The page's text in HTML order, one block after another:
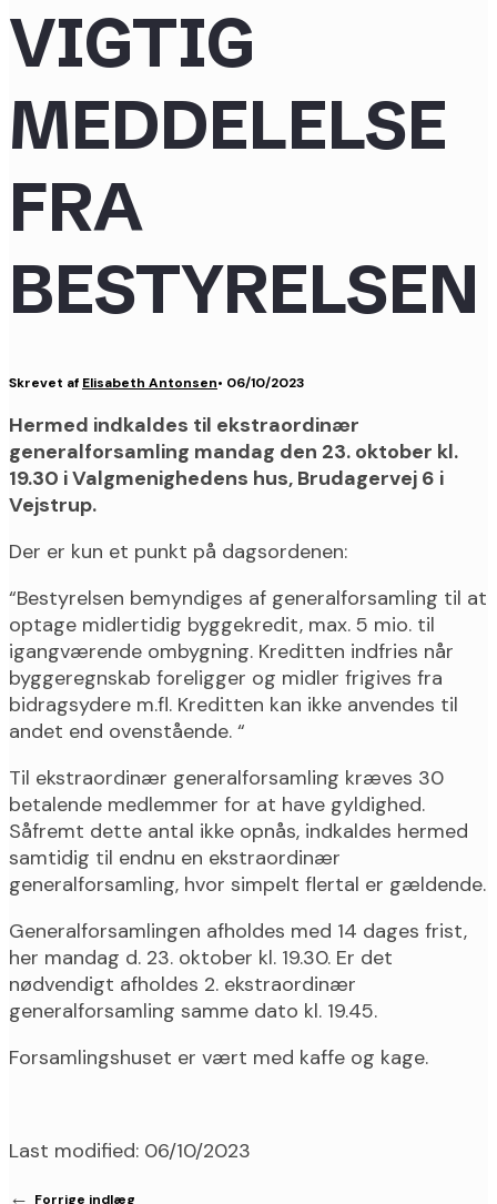
VIGTIG
MEDDELELSE
FRA
BESTYRELSEN
Skrevet af Elisabeth Antonsen• 06/10/2023
Hermed indkaldes til ekstraordinær
generalforsamling mandag den 23. oktober kl.
19.30 i Valgmenighedens hus, Brudagervej 6 i
Vejstrup.
Der er kun et punkt på dagsordenen:
“Bestyrelsen bemyndiges af generalforsamling til at
optage midlertidig byggekredit, max. 5 mio. til
igangværende ombygning. Kreditten indfries når
byggeregnskab foreligger og midler frigives fra
bidragsydere m.fl. Kreditten kan ikke anvendes til
andet end ovenstående. “
Til ekstraordinær generalforsamling kræves 30
betalende medlemmer for at have gyldighed.
Såfremt dette antal ikke opnås, indkaldes hermed
samtidig til endnu en ekstraordinær
generalforsamling, hvor simpelt flertal er gældende.
Generalforsamlingen afholdes med 14 dages frist,
her mandag d. 23. oktober kl. 19.30. Er det
nødvendigt afholdes 2. ekstraordinær
generalforsamling samme dato kl. 19.45.
Forsamlingshuset er vært med kaffe og kage.
Last modified: 06/10/2023
← Forrige indlæg